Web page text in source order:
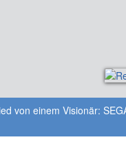
von einem Visionär: